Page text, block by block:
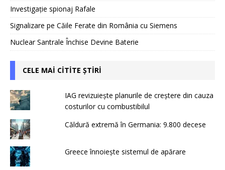
Investigație spionaj Rafale
Signalizare pe Căile Ferate din România cu Siemens
Nuclear Santrale Închise Devine Baterie
CELE MAI CITITE ȘTIRI
IAG revizuiește planurile de creștere din cauza
costurilor cu combustibilul
Căldură extremă în Germania: 9.800 decese
Greece înnoiește sistemul de apărare